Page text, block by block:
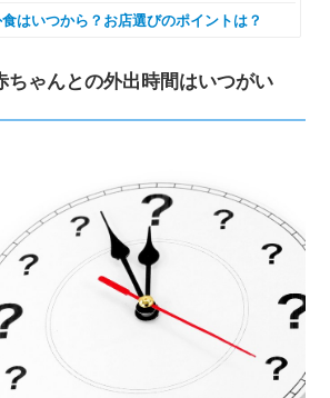
はいつから？お店選びのポイントは？
ちゃんとの外出時間はいつがい